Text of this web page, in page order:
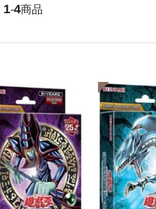
1-4商品